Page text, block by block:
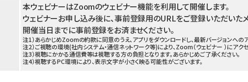
本ウェビナーはZoomのウェビナー機能を利用して開催します。
ウェビナーお申し込み後に、事前登録用のURLをご登録いただいた
開催当日までに事前登録をお済ませください。
注1）あらかじめZoomの約款に同意のうえ、アプリをダウンロードし、最新バージョンへの
注2）ご視聴の環境(社内システム・通信ネットワーク等)により、Zoom（ウェビナー ）にアク
注3）視聴にかかる通信費等は視聴する方の負担となります。あらかじめご了承ください。
注4）視聴するPC環境により、表示文字が小さく映る可能性がございます。